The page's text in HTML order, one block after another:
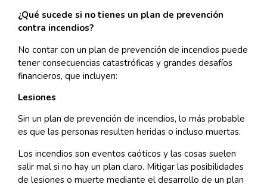
¿Qué sucede si no tienes un plan de prevención
contra incendios?
No contar con un plan de prevención de incendios puede
tener consecuencias catastróficas y grandes desafíos
financieros, que incluyen:
Lesiones
Sin un plan de prevención de incendios, lo más probable
es que las personas resulten heridas o incluso muertas.
Los incendios son eventos caóticos y las cosas suelen
salir mal si no hay un plan claro. Mitigar las posibilidades
de lesiones o muerte mediante el desarrollo de un plan